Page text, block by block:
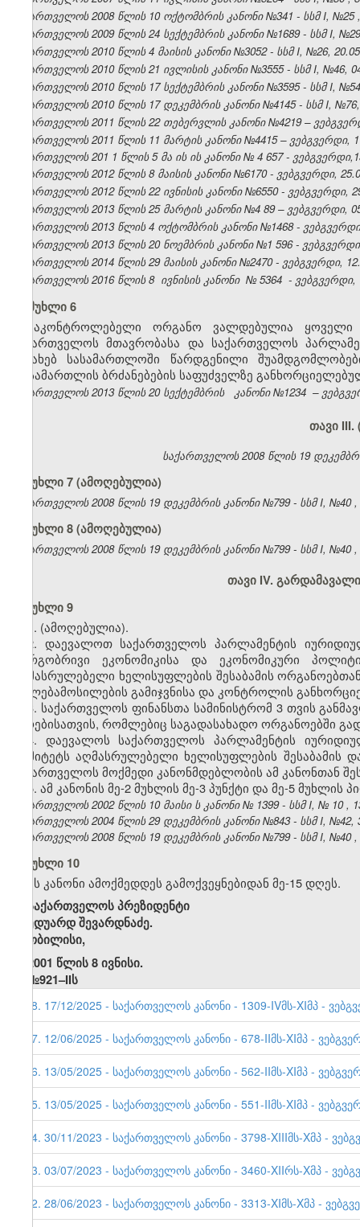
საქართველოს 2008 წლის 10 ოქტომბრის კანონი №341 - სსმ I, №25 ,
საქართველოს 2009 წლის 24 სექტემბრის კანონი №1689 - სსმ I,
საქართველოს 2010 წლის 4 მაისის კანონი №3052 - სსმ I, №26,
საქართველოს 2010 წლის 21 ივლისის კანონი №3555 - სსმ I, №46,
საქართველოს 2010 წლის 17 სექტემბრის კანონი №3595 - სსმ I,
საქართველოს 2010 წლის 17 დეკემბრის კანონი №4145 - სსმ I, №76,
საქართველოს 2011 წლის 22 თებერვლის კანონი №4219 –
საქართველოს 2011 წლის 11 მარტის კანონი №4415 – ვებგვერდი,
საქართველოს 201 1 წლის 5 მა ის ის კანონი № 4 657 -
საქართველოს 2012 წლის 8 მაისის კანონი №6170 - ვებგვერდი,
საქართველოს 2012 წლის 22 ივნისის კანონი №6550 - ვებგვერდი,
საქართველოს 2013 წლის 25 მარტის კანონი №4 89– ვებგვერდი,
საქართველოს 2013 წლის 4 ოქტომბრის კანონი №1468 -
საქართველოს 2013 წლის 20 ნოემბრის კანონი №1 596-
საქართველოს 2014 წლის 29 მაისის კანონი №2470 - ვებგვერდი,
საქართველოს 2016 წლის 8 ივნისის კანონი № 5364 - ვებგვერდი,
მუხლი 6
მაკონტროლებელი ორგანო ვალდებულია
საქართველოს მთავრობასა და საქართველოს
შესახებ სასამართლოში წარდგენილი
მოსამართლის ბრძანებების საფუძველზე
საქართველოს 2013 წლის 20 სექტემბრის კანონი №1234 –
თავი
საქართველოს 2008 წლის 19
მუხლი 7 (ამოღებულია)
საქართველოს 2008 წლის 19 დეკემბრის კანონი №799 - სსმ I, №40 ,
მუხლი 8 (ამოღებულია)
საქართველოს 2008 წლის 19 დეკემბრის კანონი №799 - სსმ I, №40 ,
თავი IV.
მუხლი 9
1. (ამოღებულია).
2. დაევალოთ საქართველოს პარლამენტის
დარგობრივი ეკონომიკისა და ეკონომიკური
აღმასრულებელი ხელისუფლების შესაბამის
უფლებამოსილების გამიჯვნისა და კონტროლის
3. საქართველოს ფინანსთა სამინისტრომ 3 თვის
პირებისათვის, რომლებიც საგადასახადო ორგანოებში
4. დაევალოს საქართველოს პარლამენტის
კომიტეტს აღმასრულებელი ხელისუფლების შესაბამის
საქართველოს მოქმედი კანონმდებლობის ამ კანონთან
5. ამ კანონის მე-2 მუხლის მე-3 პუნქტი და მე-5 მუხლის
საქართველოს 2002 წლის 10 მაისი ს კანონი № 1399 - სსმ I, № 10 ,
საქართველოს 2004 წლის 29 დეკემბრის კანონი №843 - სსმ I, №42,
საქართველოს 2008 წლის 19 დეკემბრის კანონი №799 - სსმ I, №40 ,
მუხლი 10
ეს კანონი ამოქმედდეს გამოქვეყნებიდან მე-15 დღეს.
საქართველოს პრეზიდენტი
ედუარდ შევარდნაძე.
თბილისი,
2001 წლის 8 ივნისი.
№921–IIს
58. 17/12/2025 - საქართველოს კანონი - 1309-IVმს-XIმპ -
57. 12/06/2025 - საქართველოს კანონი - 678-IIმს-XIმპ -
56. 13/05/2025 - საქართველოს კანონი - 562-IIმს-XIმპ -
55. 13/05/2025 - საქართველოს კანონი - 551-IIმს-XIმპ -
54. 30/11/2023 - საქართველოს კანონი - 3798-XIIIმს-Xმპ -
53. 03/07/2023 - საქართველოს კანონი - 3460-XIIრს-Xმპ -
52. 28/06/2023 - საქართველოს კანონი - 3313-XIმს-Xმპ -